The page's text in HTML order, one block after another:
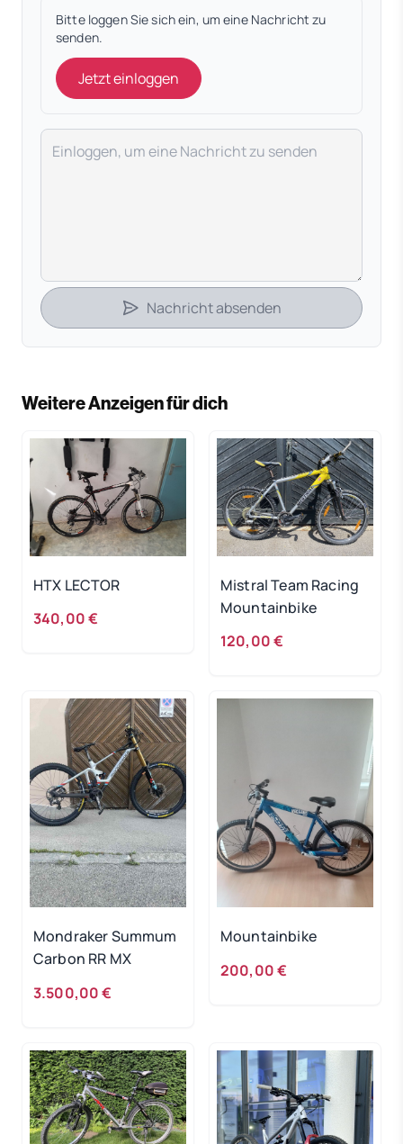
Bitte loggen Sie sich ein, um eine Nachricht zu
senden.
Jetzt einloggen
Deine Nachricht
Nachricht absenden
Weitere Anzeigen für dich
HTX LECTOR
340,00 €
Mistral Team Racing
Mountainbike
120,00 €
Mondraker Summum
Carbon RR MX
3.500,00 €
Mountainbike
200,00 €